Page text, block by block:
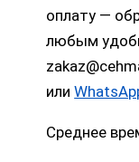
оплату —
любым
или
Среднее